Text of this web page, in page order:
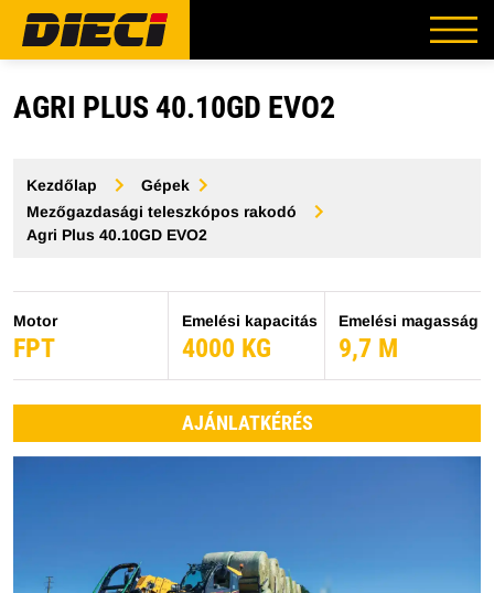
AGRI PLUS 40.10GD EVO2
Kezdőlap
Gépek
Mezőgazdasági teleszkópos rakodó
Agri Plus 40.10GD EVO2
Motor
FPT
Emelési kapacitás
4000 KG
Emelési magasság
9,7 M
AJÁNLATKÉRÉS